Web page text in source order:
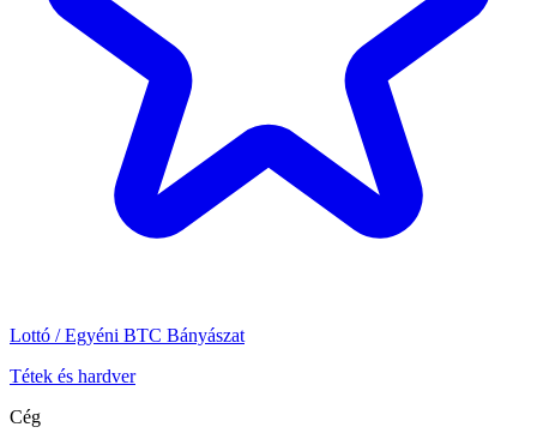
Lottó / Egyéni BTC Bányászat
Tétek és hardver
Cég